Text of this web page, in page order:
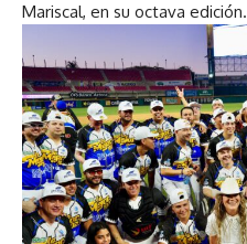
Mariscal, en su octava edición.